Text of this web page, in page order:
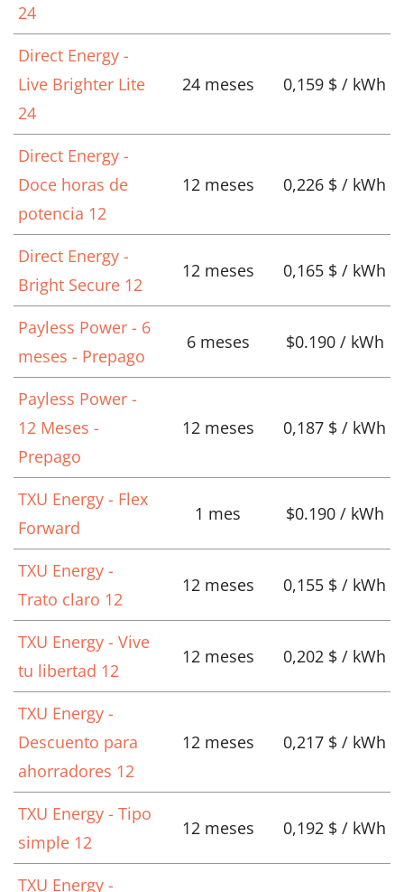
24
Direct Energy -
Live Brighter Lite
24
24 meses 0,159 $ / kWh
Direct Energy -
Doce horas de
potencia 12
12 meses 0,226 $ / kWh
Direct Energy -
Bright Secure 12
12 meses 0,165 $ / kWh
Payless Power - 6
meses - Prepago
6 meses $0.190 / kWh
Payless Power -
12 Meses -
Prepago
12 meses 0,187 $ / kWh
TXU Energy - Flex
Forward
1 mes $0.190 / kWh
TXU Energy -
Trato claro 12
12 meses 0,155 $ / kWh
TXU Energy - Vive
tu libertad 12
12 meses 0,202 $ / kWh
TXU Energy -
Descuento para
ahorradores 12
12 meses 0,217 $ / kWh
TXU Energy - Tipo
simple 12
12 meses 0,192 $ / kWh
TXU Energy -